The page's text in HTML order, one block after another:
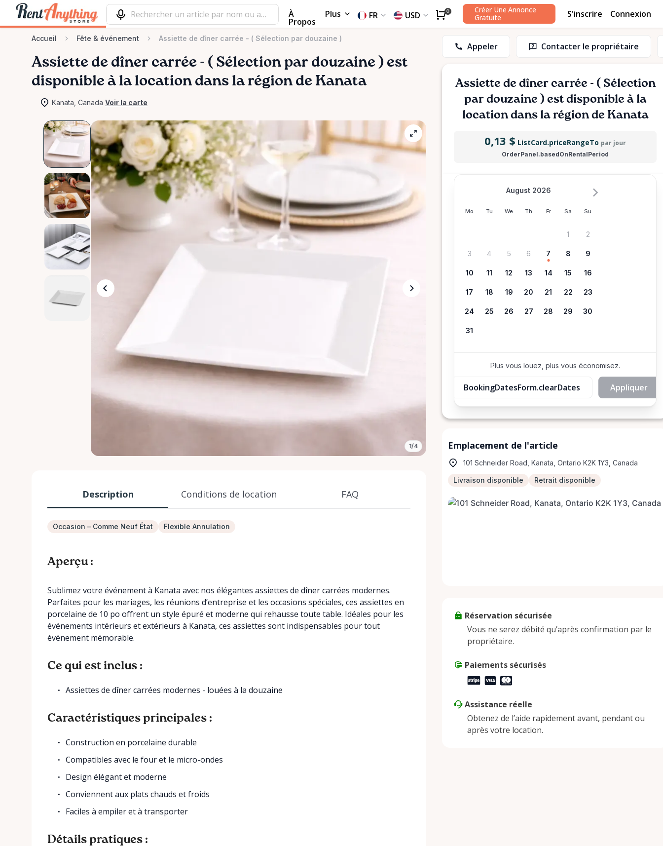
À
Propos
Plus FR USD 0
Créer Une Annonce
Gratuite
S'inscrire Connexion
Accueil Fête & événement Assiette de dîner carrée - ( Sélection par douzaine )
Assiette de dîner carrée - ( Sélection par douzaine ) est
disponible à la location dans la région de Kanata
Kanata, Canada Voir la carte
1/4
Description Conditions de location FAQ
Occasion – Comme Neuf État Flexible Annulation
Aperçu :
Sublimez votre événement à Kanata avec nos élégantes assiettes de dîner carrées modernes.
Parfaites pour les mariages, les réunions d’entreprise et les occasions spéciales, ces assiettes en
porcelaine de 10 po offrent un style épuré et moderne qui rehausse toute table. Idéales pour les
événements intérieurs et extérieurs à Kanata, ces assiettes sont indispensables pour tout
événement mémorable.
Ce qui est inclus :
Assiettes de dîner carrées modernes - louées à la douzaine
Caractéristiques principales :
Construction en porcelaine durable
Compatibles avec le four et le micro-ondes
Design élégant et moderne
Conviennent aux plats chauds et froids
Faciles à empiler et à transporter
Détails pratiques :
Appeler Contacter le propriétaire
Assiette de dîner carrée - ( Sélection
par douzaine ) est disponible à la
location dans la région de Kanata
0,13 $ ListCard.priceRangeTo par jour
OrderPanel.basedOnRentalPeriod
Mo Tu We Th Fr Sa Su
August 2026
1 2
3 4 5 6 7 8 9
10 11 12 13 14 15 16
17 18 19 20 21 22 23
24 25 26 27 28 29 30
31
Plus vous louez, plus vous économisez.
BookingDatesForm.clearDates Appliquer
Emplacement de l'article
101 Schneider Road, Kanata, Ontario K2K 1Y3, Canada
Livraison disponible Retrait disponible
Réservation sécurisée
Vous ne serez débité qu’après confirmation par le
propriétaire.
Paiements sécurisés
Assistance réelle
Obtenez de l’aide rapidement avant, pendant ou
après votre location.